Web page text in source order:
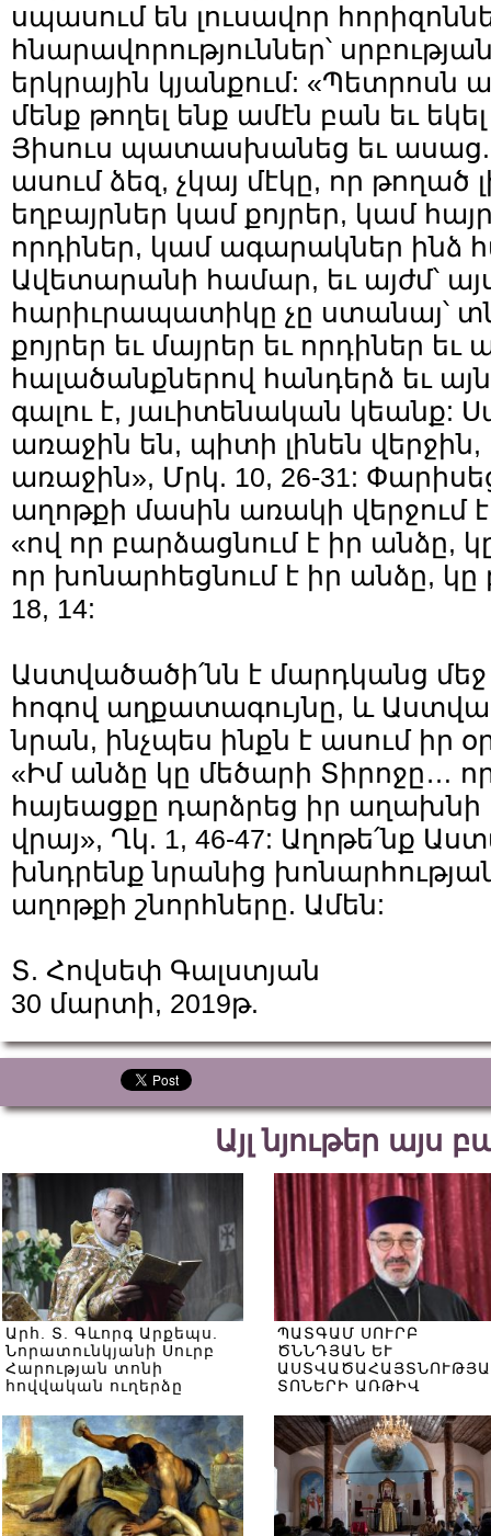
սպասում են լուսավոր
հնարավորություններ՝
երկրային կյանքում: «Պետրոսն
մենք թողել ենք ամէն բան եւ
Յիսուս պատասխանեց եւ ասաց.
ասում ձեզ, չկայ մէկը, որ թողած
եղբայրներ կամ քոյրեր, կամ
որդիներ, կամ ագարակներ ինձ
Ավետարանի համար, եւ այժմ՝
հարիւրապատիկը չը ստանայ՝
քոյրեր եւ մայրեր եւ որդիներ եւ
հալածանքներով հանդերձ եւ
գալու է, յաւիտենական կեանք:
առաջին են, պիտի լինեն վերջին,
առաջին», Մրկ. 10, 26-31:
աղոթքի մասին առակի վերջում
«ով որ բարձացնում է իր անձը,
որ խոնարհեցնում է իր անձը,
18, 14:
Աստվածածի՛նն է մարդկանց
հոգով աղքատագույնը, և
նրան, ինչպես ինքն է ասում իր
«Իմ անձը կը մեծարի Տիրոջը…
հայեացքը դարձրեց իր
վրայ», Ղկ. 1, 46-47: Աղոթե՛նք
խնդրենք նրանից
աղոթքի շնորհները. Ամեն:
Տ. Հովսեփ Գալստյան
30 մարտի, 2019թ.
Այլ նյութեր այս
Արհ. Տ. Գևորգ Արքեպս.
Նորատունկյանի Սուրբ
Հարության տոնի
հովվական ուղերձը
ՊԱՏԳԱՄ ՍՈՒՐԲ
ԾՆՆԴՅԱՆ ԵՒ
ՏՈՆԵՐԻ ԱՌԹԻՎ